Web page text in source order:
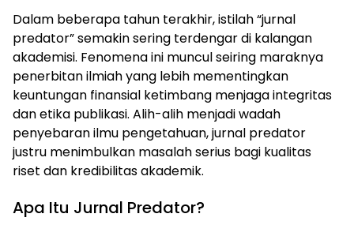
Dalam beberapa tahun terakhir, istilah “jurnal
predator” semakin sering terdengar di kalangan
akademisi. Fenomena ini muncul seiring maraknya
penerbitan ilmiah yang lebih mementingkan
keuntungan finansial ketimbang menjaga integritas
dan etika publikasi. Alih-alih menjadi wadah
penyebaran ilmu pengetahuan, jurnal predator
justru menimbulkan masalah serius bagi kualitas
riset dan kredibilitas akademik.
Apa Itu Jurnal Predator?